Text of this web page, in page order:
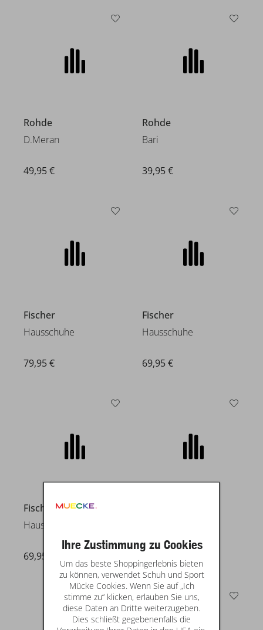
Rohde
D.Meran
49,95 €
Rohde
Bari
39,95 €
Fischer
Hausschuhe
79,95 €
Fischer
Hausschuhe
69,95 €
Fischer
Hausschuhe
69,95 € 49,95 €
Ihre Zustimmung zu Cookies
Um das beste Shoppingerlebnis bieten
zu können, verwendet Schuh und Sport
Mücke Cookies. Wenn Sie auf „Ich
stimme zu“ klicken, erlauben Sie uns,
diese Daten an Dritte weiterzugeben.
Dies schließt gegebenenfalls die